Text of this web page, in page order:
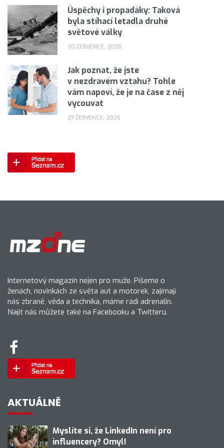
Úspěchy i propadáky: Taková
byla stíhací letadla druhé
světové války
20 ČERVENCE, 2026
Jak poznat, že jste
v nezdravém vztahu? Tohle
vám napoví, že je na čase z něj
vycouvat
27 ČERVENCE, 2026
Internetový magazín nejen pro muže. Píšeme o
ženách, novinkách ze světa aut a motorek, zajímají
nás zbraně, věda a technika, máme rádi adrenalin.
Najít nás můžete také na Facebooku a Twitteru.
AKTUÁLNĚ
Myslíte si, že LinkedIn není pro
influencery? Omyl!